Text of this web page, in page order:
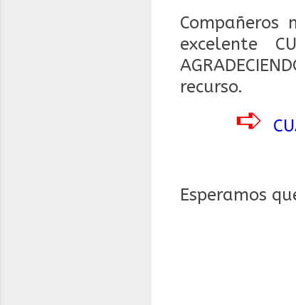
Compañeros
excelente
recurso.
➪
Esperamos